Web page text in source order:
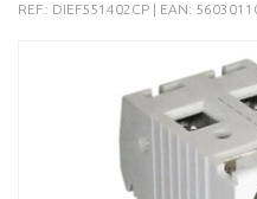
REF.: DIEF551402CP | EAN: